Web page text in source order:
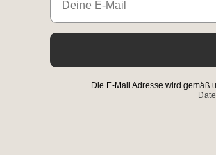
Die E-Mail Adresse wird gemäß